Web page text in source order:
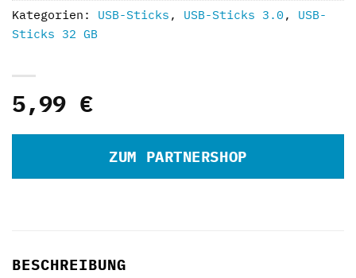
5,99 €
ZUM PARTNERSHOP
Kategorien: USB-Sticks , USB-Sticks 3.0, USB-
Sticks 32 GB
BESCHREIBUNG